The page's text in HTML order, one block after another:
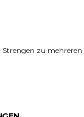
zu mehreren